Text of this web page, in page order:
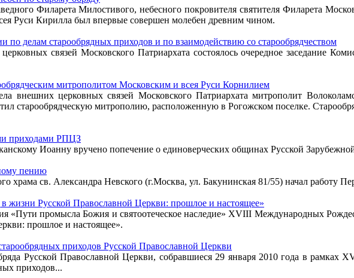
Филарета Милостивого, небесного покровителя святителя Филарета
Руси Кирилла был впервые совершен молебен древним чином.
по делам старообрядных приходов и по взаимодействию со старообрядчеством
связей Московского Патриархата состоялось очередное заседание
митрополитом Московским и всея Руси Корнилием
внешних церковных связей Московского Патриархата митрополит
старообрядческую митрополию, расположенную в Рогожском поселке.
приходами РПЦЗ
Иоанну вручено попечение о единоверческих общинах Русской
пению
храма св. Александра Невского (г.Москва, ул. Бакунинская 81/55) начал
жизни Русской Православной Церкви: прошлое и настоящее»
«Пути промысла Божия и святоотеческое наследие» XVIII Международных
прошлое и настоящее».
приходов Русской Православной Церкви
Русской Православной Церкви, собравшиеся 29 января 2010 года в рамках
приходов...